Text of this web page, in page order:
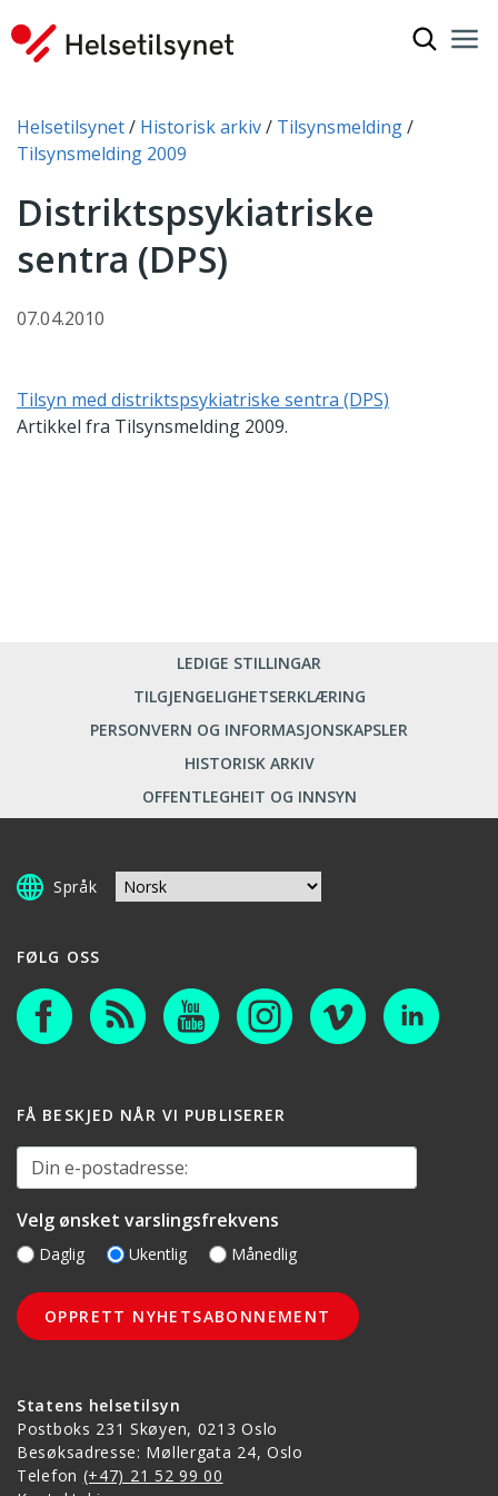
Du er her:
Helsetilsynet Historisk arkiv
Tilsynsmelding
Tilsynsmelding 2009
Distriktspsykiatriske
sentra (DPS)
07.04.2010
Tilsyn med distriktspsykiatriske sentra (DPS)
Artikkel fra Tilsynsmelding 2009.
LEDIGE STILLINGAR
TILGJENGELIGHETSERKLÆRING
PERSONVERN OG INFORMASJONSKAPSLER
HISTORISK ARKIV
OFFENTLEGHEIT OG INNSYN
Språk
Statens helsetilsyn
Postboks 231 Skøyen, 0213 Oslo
Besøksadresse: Møllergata 24, Oslo
Telefon (+47) 21 52 99 00
FØLG OSS
FÅ BESKJED NÅR VI PUBLISERER
Din e-postadresse:
Velg ønsket varslingsfrekvens
Daglig Ukentlig Månedlig